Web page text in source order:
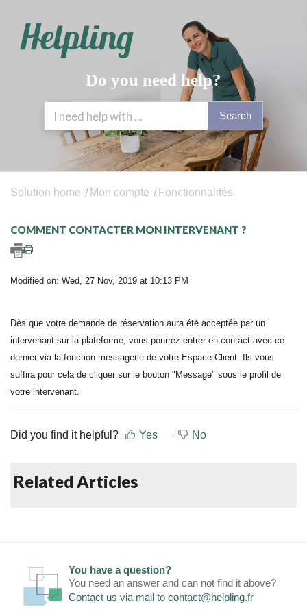
Do you need help?
Search
Solution home Mon compte Fonctionnalités
COMMENT CONTACTER MON INTERVENANT ?
Modified on: Wed, 27 Nov, 2019 at 10:13 PM
Dès que votre demande de réservation aura été acceptée par un
intervenant sur la plateforme, vous pourrez entrer en contact avec ce
dernier via la fonction messagerie de votre Espace Client. Ils vous
suffira pour cela de cliquer sur le bouton "Message" sous le profil de
votre intervenant.
Did you find it helpful? Yes No
Related Articles
You have a question?
You need an answer and can not find it above?
Contact us via mail to contact@helpling.fr